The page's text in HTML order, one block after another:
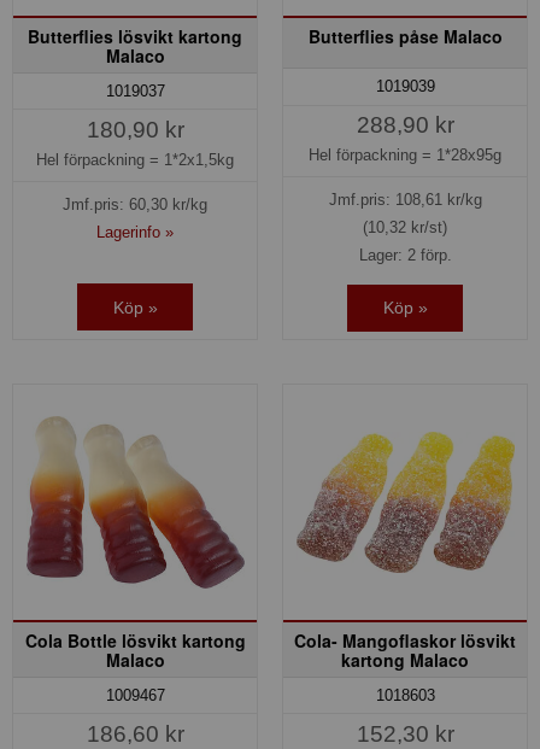
Butterflies lösvikt kartong
Malaco
1019037
180,90 kr
Hel förpackning = 1*2x1,5kg
Jmf.pris: 60,30 kr/kg
Lagerinfo »
Köp »
Butterflies påse Malaco
1019039
288,90 kr
Hel förpackning = 1*28x95g
Jmf.pris: 108,61
kr/kg
(10,32 kr/st)
Lager: 2 förp.
Köp »
Cola Bottle lösvikt kartong
Malaco
1009467
186,60 kr
Cola- Mangoflaskor lösvikt
kartong Malaco
1018603
152,30 kr